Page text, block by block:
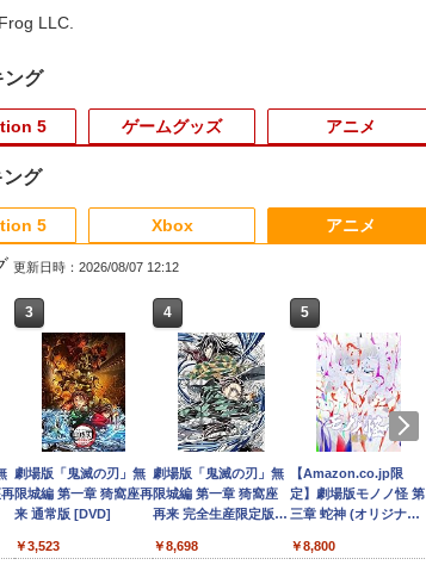
LLC.
ング
3
鬼武者 Way of the
Sword 【Switch2】
POT-P-ABNMA
￥7,730
4
バイオハザード レクイ
エム Switch2版
￥7,759
【楽天ブックス限定特
典+特典】空の軌跡 the
2nd Nintendo Switch
2 Edition(DLCチラ
シ：NEOブレイサー・
アガット+【早期購入
外付特典】DLCチラシ)
￥8,055
5
3
全モデル対応 鉄製 PS5
Pro / PS5 slim / PS5 本
体 縦置き 収納 壁掛け
スタンド PlayStation 5
/ PlayStation 5 slim /
PlayStation 5 Pro コン
トローラー ヘッドフォ
ン ホルダー プレステ5
収納 放熱 装着簡単 冷
￥4,490
4
R-Type Dimensions
III PS5版
￥5,105
スパイク・チュンソフ
ト 【封入特典付】
【PS5】Dune:
Awakening （オンラ
イン専用） [ELJM-
31027 PS5 デュ-ン ア
ウェイクニング]
￥5,420
ゲームグッズ
3
【中古】ザ クルー:モ
ーターフェス -PS4
￥3,511
4
【中古】【純正品】ワ
イヤレスコントローラ
ー (DUALSHOCK 4)
グレイシャー・ホワイ
ト (CUH-ZCT2J13)
￥3,859
[Switch 2] ぽこ あ ポ
ケモン エキスパンショ
ンパス（ダウンロード
版）※3,200ポイントま
でご利用可
￥4,400
アニメ
3
新劇場版銀魂 -吉原大
炎上ー (完全生産限定
版)【Blu-ray】 [ 杉田
智和 ]
￥7,722
4
Re:ゼロから始める異
世界生活 4th season
1【Blu-ray】 [ 長月達
￥7,821
【楽天ブックス限定配
送BOX】【楽天ブック
ス限定グッズ+楽天ブ
ックス限定先着特典
+他】劇場版「鬼滅の
刃」無限城編 第一章
猗窩座再来(完全生産限
定版)【Blu-ray】(キャ
ンブラー+かるた+他) [
￥18,370
グ
3
Nintendo Switch 2(日
本語・国内専用)
￥55,871
4
ニンテンドープリペイ
ド番号 9000円|オンラ
インコード版
￥9,000
5
ニンテンドープリペイ
ド番号 5000円|オンラ
インコード版
￥5,000
5
3
【純正品】ディスクド
ライブ(CFI-ZDD1J)
PlayStation 5
￥11,849
4
【純正品】DualSense
ワイヤレスコントロー
ラー ミッドナイト ブ
￥10,737
5
【純正品】DualSense
ワイヤレスコントロー
ラー(CFI-ZCT2J)
￥10,737
Xbox
3
【純正品】Xbox ワイ
ヤレス コントローラー
(ロボット ホワイト)
￥7,681
4
【純正品】Xbox 充電
式バッテリー + USB-C
ケーブル
￥2,618
5
【純正品】Xbox ワイ
ヤレス コントローラー
(カーボンブラック)
￥8,020
アニメ
更新日時：2026/08/07 12:12
3
劇場版「鬼滅の刃」無
限城編 第一章 猗窩座再
来 通常版 [DVD]
￥3,523
4
劇場版「鬼滅の刃」無
限城編 第一章 猗窩座
再来 完全生産限定版
￥8,698
5
【Amazon.co.jp限
定】劇場版モノノ怪 第
三章 蛇神 (オリジナル
メーカー特典:【坤と
￥8,800